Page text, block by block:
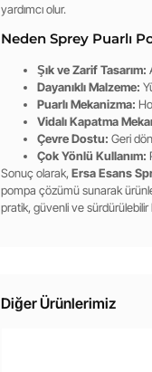
yardımcı olur.
Neden Sprey Puarlı
Şık ve Zarif Tasarım:
Dayanıklı Malzeme:
Puarlı Mekanizma:
Vidalı Kapatma
Çevre Dostu: Geri
Çok Yönlü Kullanım:
Sonuç olarak, Ersa Esans
pompa çözümü sunarak
pratik, güvenli ve sürdürülebilir
Diğer Ürünlerimiz